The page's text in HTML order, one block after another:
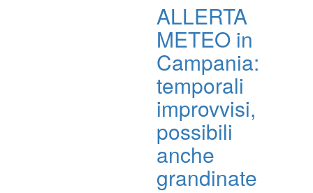
ALLERTA
METEO in
Campania:
temporali
improvvisi,
possibili
anche
grandinate